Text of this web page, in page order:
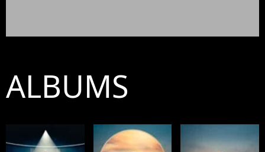
ALBUMS